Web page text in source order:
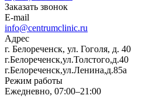
Заказать звонок
E-mail
info@centrumclinic.ru
Адрес
г. Белореченск, ул. Гоголя, д. 40
г.Белореченск,ул.Толстого,д.40
г.Белореченск,ул.Ленина,д.85а
Режим работы
Ежедневно, 07:00–21:00